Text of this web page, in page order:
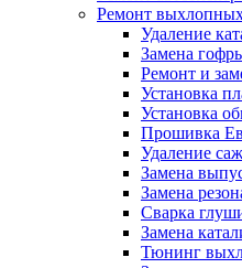
Ремонт
Удаление
Замена
Ремонт и
Установка
Установка
Прошивка
Удаление
Замена
Замена
Сварка
Замена
Тюнинг